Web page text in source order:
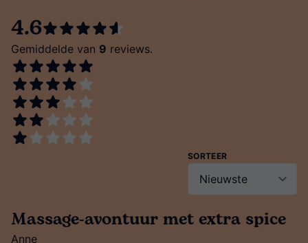
4.6
Gemiddelde van 9 reviews.
SORTEER
Massage-avontuur met extra spice
Anne